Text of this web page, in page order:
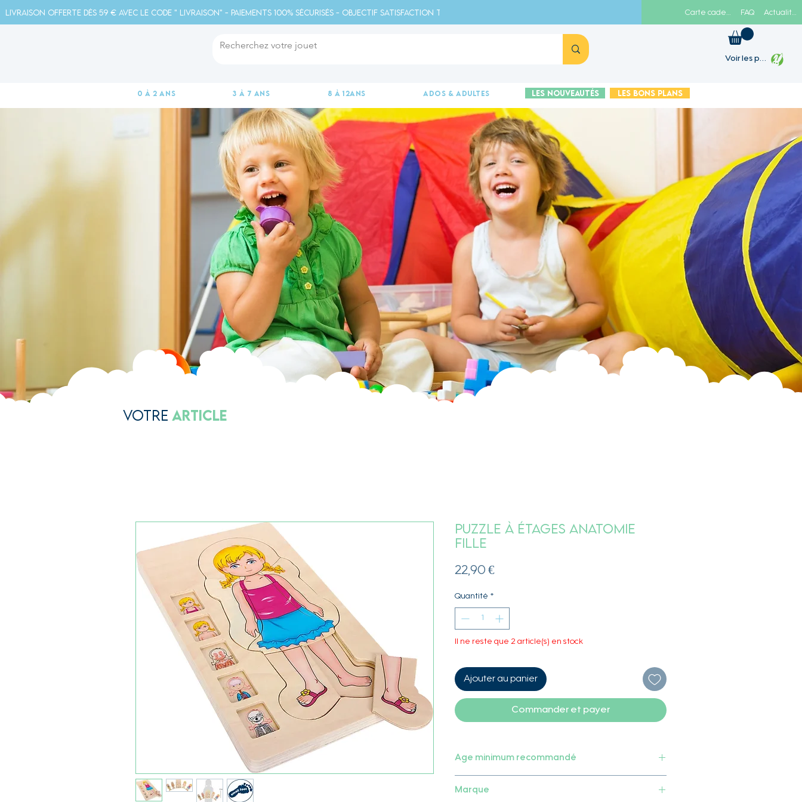
Livraison offerte dès 59 € avec le code " livraison" - Paiements 100% sécurisés - Objectif satisfaction totale - FAQ
Voir les points
0 à 2 ans 3 à 7 ans 8 à 12ans ados & adultes Les Nouveautés Les Bons plans
Votre Article
Puzzle à étages Anatomie
Fille
22,90 €Prix
Quantité *
Il ne reste que 2 article(s) en stock
Ajouter au panier
Commander et payer
Age minimum recommandé
Marque